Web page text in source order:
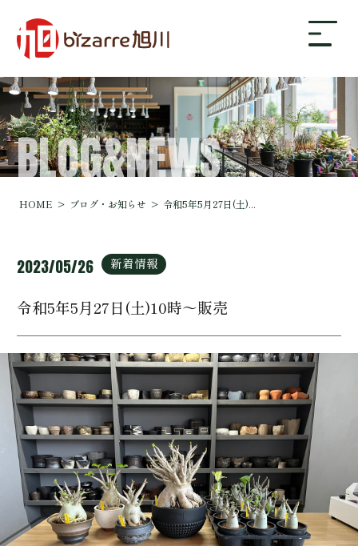
bizarre旭川について
ギャラリー
店舗案内・アクセス
ブログ・お知らせ
0166-74-3633
BLOG&NEWS
HOME ブログ・お知らせ 令和5年5月27日(土)...
2023/05/26 新着情報
令和5年5月27日(土)10時～販売